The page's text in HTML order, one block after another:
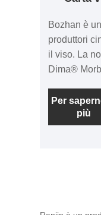
Bozhan è
produttori
il viso. La
Dima®
viso del
Everyday
la tua
Per
più